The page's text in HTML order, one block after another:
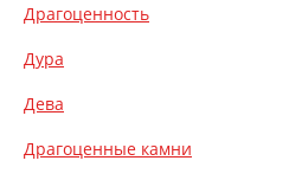
Драгоценность
Дура
Дева
Драгоценные камни